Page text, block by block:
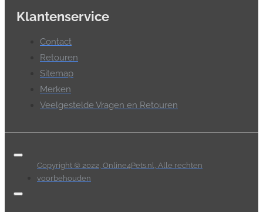
Klantenservice
Contact
Retouren
Sitemap
Merken
Veelgestelde Vragen en Retouren
Copyright © 2022, Online4Pets.nl, Alle rechten
voorbehouden